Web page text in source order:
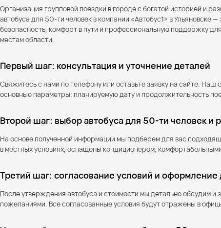
Организация групповой поездки в городе с богатой историей и
автобуса для 50-ти человек в компании «Автобус1» в
безопасность, комфорт в пути и профессиональную поддержку
местам области.
Первый шаг: консультация и уточнение деталей
Свяжитесь с нами по телефону или оставьте заявку на сайте.
основные параметры: планируемую дату и продолжительность
Второй шаг: выбор автобуса для 50-ти человек и
На основе полученной информации мы подберем для вас
в местных условиях, оснащены кондиционером,
Третий шаг: согласование условий и оформление
После утверждения автобуса и стоимости мы детально обсудим
пожеланиями. Все согласованные условия будут отражены в